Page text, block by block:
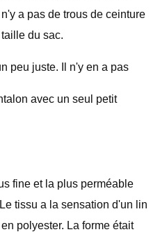
a pas de trous de ceinture
du sac.
peu juste. Il n'y en a pas
avec un seul petit
fine et la plus perméable
tissu a la sensation d'un lin
polyester. La forme était